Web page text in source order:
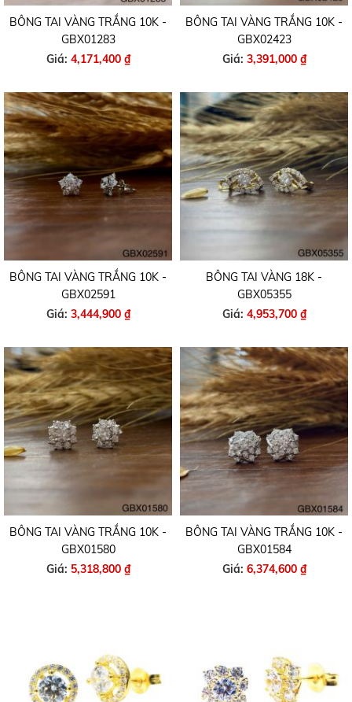
BÔNG TAI VÀNG TRẮNG 10K -
GBX01283
Giá: 4,171,400 ₫
BÔNG TAI VÀNG TRẮNG 10K -
GBX02423
Giá: 3,391,000 ₫
BÔNG TAI VÀNG TRẮNG 10K -
GBX02591
Giá: 3,444,900 ₫
BÔNG TAI VÀNG 18K -
GBX05355
Giá: 4,953,700 ₫
BÔNG TAI VÀNG TRẮNG 10K -
GBX01580
Giá: 5,318,800 ₫
BÔNG TAI VÀNG TRẮNG 10K -
GBX01584
Giá: 6,374,600 ₫